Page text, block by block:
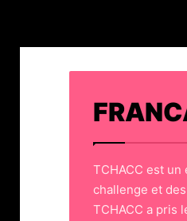
TCHACC est
challenge et
TCHACC a pris